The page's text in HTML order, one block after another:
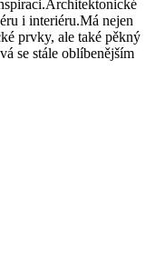
i interiéru.Má nejen
prvky, ale také pěkný
se stále oblíbenějším